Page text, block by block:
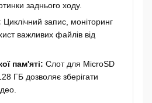
заднього ходу.
Циклічний запис, моніторинг
важливих файлів від
пам'яті: Слот для MicroSD
ГБ дозволяє зберігати